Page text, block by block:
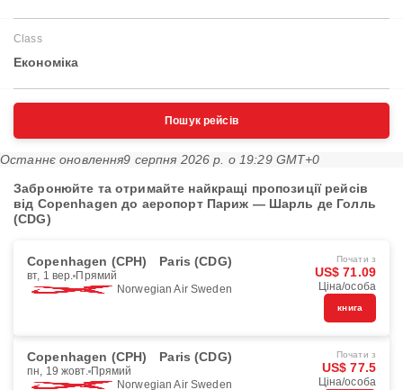
Class
Економіка
Пошук рейсів
Останнє оновлення9 серпня 2026 р. о 19:29 GMT+0
Забронюйте та отримайте найкращі пропозиції рейсів
від Copenhagen до аеропорт Париж — Шарль де Голль
(CDG)
Copenhagen (CPH) Paris (CDG)
вт, 1 вер. Прямий
Norwegian Air Sweden
Почати з
US$ 71.09
Ціна/особа
книга
Copenhagen (CPH) Paris (CDG)
пн, 19 жовт. Прямий
Norwegian Air Sweden
Почати з
US$ 77.5
Ціна/особа